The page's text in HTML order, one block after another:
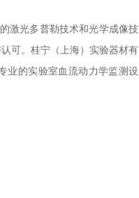
的激光多普勒技术和光学成像技
可。桂宁（上海）实验器材有
业的实验室血流动力学监测设